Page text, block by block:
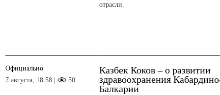
отрасли.
Официально
7 августа, 18:58 |
50
Казбек Коков – о развитии
здравоохранения
Балкарии